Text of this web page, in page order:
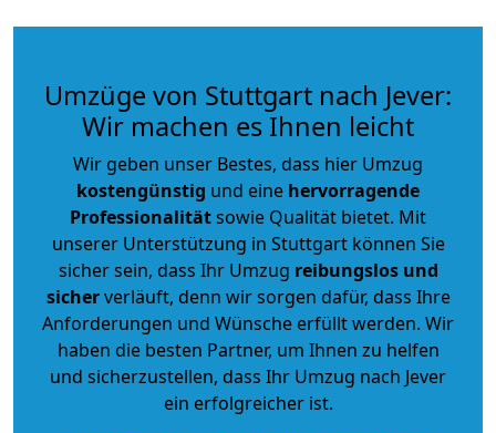
Umzüge von Stuttgart nach Jever:
Wir machen es Ihnen leicht
Wir geben unser Bestes, dass hier Umzug
kostengünstig und eine hervorragende
Professionalitätsowie Qualität bietet. Mit
unserer Unterstützung in Stuttgart können Sie
sicher sein, dass Ihr Umzug reibungslos und
sicherverläuft, denn wir sorgen dafür, dass Ihre
Anforderungen und Wünsche erfüllt werden. Wir
haben die besten Partner, um Ihnen zu helfen
und sicherzustellen, dass Ihr Umzug nach Jever
ein erfolgreicher ist.